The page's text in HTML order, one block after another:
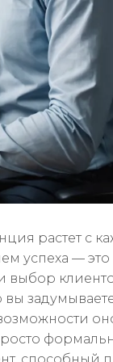
растет с
успеха —
выбор